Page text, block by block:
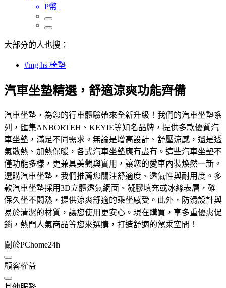
P幣
大部分的人也搜：
#mg hs 椅墊
汽車坐墊精選，舒適涼爽功能齊備
汽車坐墊，為您的行車體驗帶來全新升級！我們的汽車坐墊系
列，匯集ANBORTEH、KEYIE等知名品牌，提供多款優質汽
車坐墊，滿足不同需求。無論是增高設計、舒壓涼感，還是透
氣散熱、加熱保暖，各式汽車坐墊應有盡有。這些汽車坐墊不
僅功能多樣，更兼具美觀與實用，讓您的愛車內裝煥然一新。
選購汽車坐墊，我們推薦您關注舒適度、透氣性與耐用度。多
款汽車坐墊採用3D立體透氣網面、凝膠填充或冰絲表層，確
保久坐不悶熱，提供涼爽舒適的乘坐感受。此外，防滑設計與
易於清潔的材質，讓您使用更安心。現在購買，享多重優惠促
銷，熱門人氣商品等您來選購，打造舒適的駕乘空間！
關於PChome24h
顧客權益